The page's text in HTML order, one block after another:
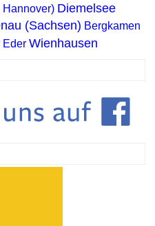
Hannover) Diemelsee
(Sachsen) Bergkamen
Eder Wienhausen